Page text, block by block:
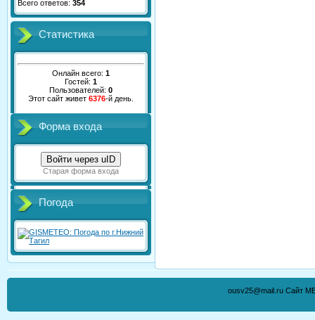
Всего ответов: 354
Статистика
Онлайн всего: 1
Гостей: 1
Пользователей: 0
Этот сайт живет 6376-й день.
Форма входа
Войти через uID
Старая форма входа
Погода
ousv25@mail.ru Сайт